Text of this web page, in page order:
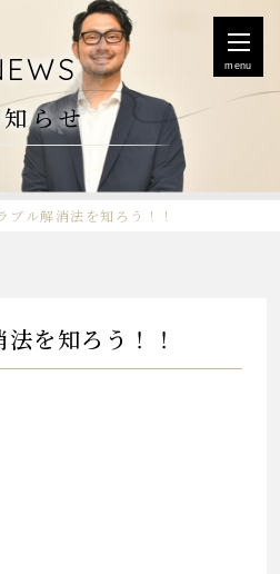
menu
らせ
ブル解消法を知ろう！！
を知ろう！！